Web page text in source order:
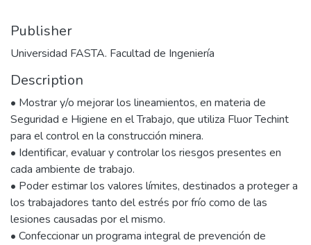
Publisher
Universidad FASTA. Facultad de Ingeniería
Description
• Mostrar y/o mejorar los lineamientos, en materia de
Seguridad e Higiene en el Trabajo, que utiliza Fluor Techint
para el control en la construcción minera.
• Identificar, evaluar y controlar los riesgos presentes en
cada ambiente de trabajo.
• Poder estimar los valores límites, destinados a proteger a
los trabajadores tanto del estrés por frío como de las
lesiones causadas por el mismo.
• Confeccionar un programa integral de prevención de